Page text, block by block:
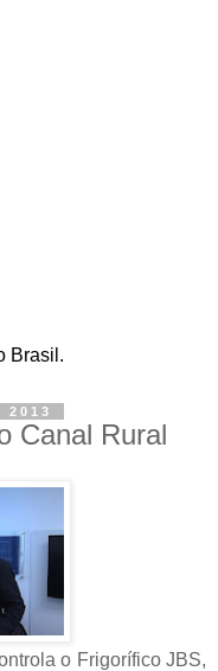
Brasil.
Canal Rural
o Frigorífico JBS,